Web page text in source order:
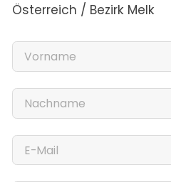
Österreich / Bezirk Melk